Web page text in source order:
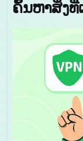
ພາສາລາວ
ຄົ້ນຫາສິ່ງທີ່